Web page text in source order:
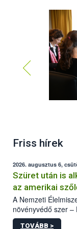
Friss hírek
2026. augusztus 6,
Szüret után is
az amerikai
A Nemzeti
növényvédő szer –
engedélyokiratát
TOVÁBB >